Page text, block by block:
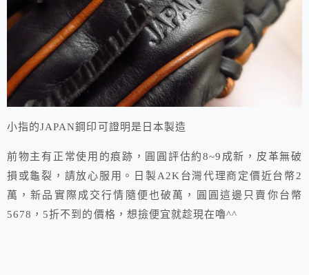
小指的JAPAN鋼印可證明是日本製造
前物主有正常使用的痕跡，圓圓評估約8~9成新，皮革無破
損或龜裂，請放心服用。日製A2K台灣代理商定價近台幣2
萬，新品實際成交行情隨便也破萬，圓圓這邊只賣你台幣
5678，5折不到的價格，想撿便宜就趁現在嚕^^